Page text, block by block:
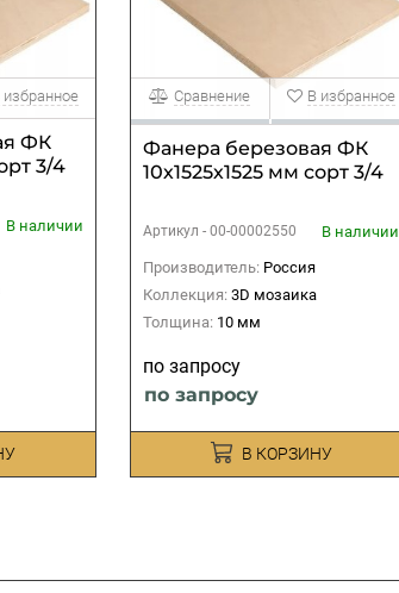
ФК
3/4
В наличии
избранное
Фанера березовая ФК
10х1525х1525 мм сорт 3/4
Артикул - 00-00002550
В наличии
Производитель: Россия
Коллекция: 3D мозаика
Толщина: 10 мм
по запросу
по запросу
В КОРЗИНУ
Сравнение В избранное